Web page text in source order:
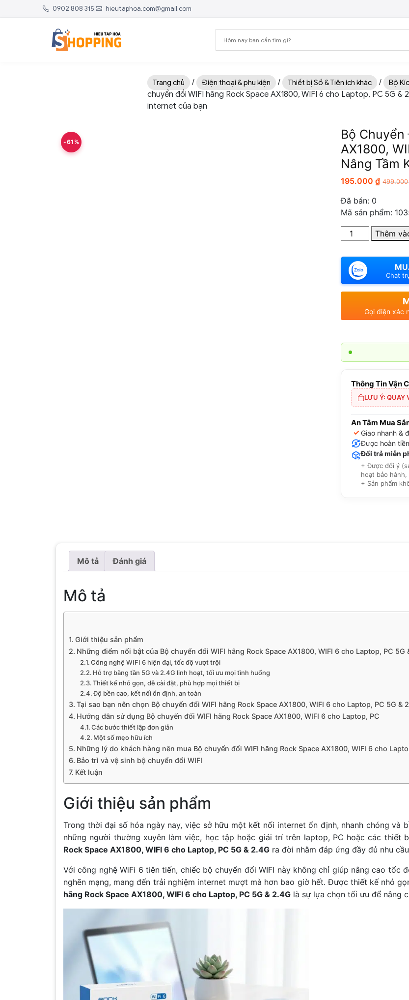
0902 808 315| hieutaphoa.com@gmail.com
Trang chủ / Điện thoại & phụ kiện / Thiết bị Số & Tiện ích khác / Bộ
chuyển đổi WIFI hãng Rock Space AX1800, WIFI 6 cho Laptop, PC 5G &
internet của bạn
-61%
Bộ
AX1800,
Nâng Tầm
195.000₫
Đã bán: 0
Mã sản phẩm:
Số
lượng
Thêm
Chat
Gọi điện xác
Thông Tin Vận
LƯU Ý: QUAY
An Tâm Mua
✓ Giao nhanh &
Được hoàn
Đổi trả miễn
+ Được đổi ý
hoạt bảo
+ Sản phẩm
Mô tả Đánh giá
Mô tả
Giới thiệu sản phẩm
Những điểm nổi bật của Bộ chuyển đổi WIFI hãng Rock Space AX1800, WIFI 6 cho Laptop, PC 5G
Công nghệ WIFI 6 hiện đại, tốc độ vượt trội
Hỗ trợ băng tần 5G và 2.4G linh hoạt, tối ưu mọi tình huống
Thiết kế nhỏ gọn, dễ cài đặt, phù hợp mọi thiết bị
Độ bền cao, kết nối ổn định, an toàn
Tại sao bạn nên chọn Bộ chuyển đổi WIFI hãng Rock Space AX1800, WIFI 6 cho Laptop, PC 5G &
Hướng dẫn sử dụng Bộ chuyển đổi WIFI hãng Rock Space AX1800, WIFI 6 cho Laptop, PC
Các bước thiết lập đơn giản
Một số mẹo hữu ích
Những lý do khách hàng nên mua Bộ chuyển đổi WIFI hãng Rock Space AX1800, WIFI 6 cho
Bảo trì và vệ sinh bộ chuyển đổi WIFI
Kết luận
Giới thiệu sản phẩm
Trong thời đại số hóa ngày nay, việc sở hữu một kết nối internet ổn định, nhanh chóng
những người thường xuyên làm việc, học tập hoặc giải trí trên laptop, PC hoặc các thiết
Rock Space AX1800, WIFI 6 cho Laptop, PC 5G & 2.4G ra đời nhằm đáp ứng đầy đủ nhu
Với công nghệ WiFi 6 tiên tiến, chiếc bộ chuyển đổi WIFI này không chỉ giúp nâng cao tốc
nghẽn mạng, mang đến trải nghiệm internet mượt mà hơn bao giờ hết. Được thiết kế nhỏ
hãng Rock Space AX1800, WIFI 6 cho Laptop, PC 5G & 2.4G là sự lựa chọn tối ưu để nâng